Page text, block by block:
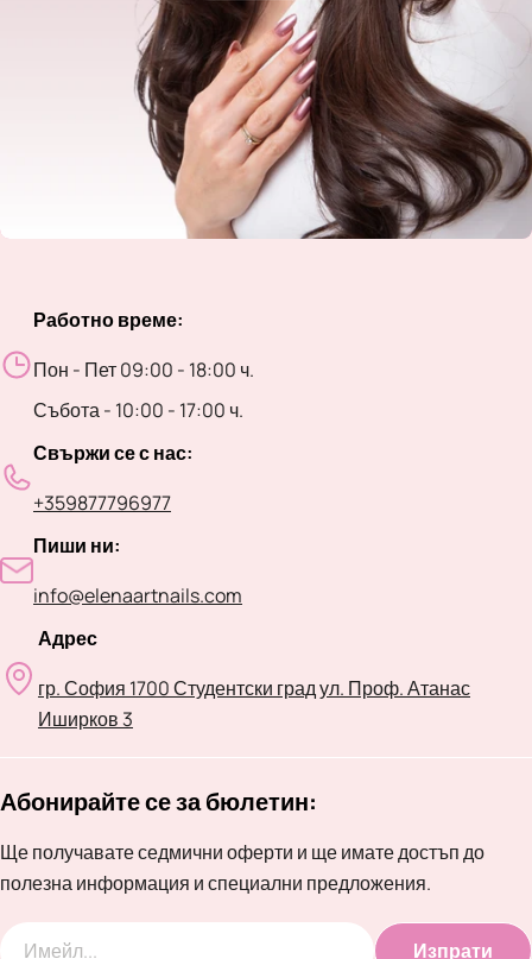
Работно време:
Пон - Пет 09:00 - 18:00 ч.
Събота - 10:00 - 17:00 ч.
Свържи се с нас:
+359877796977
Пиши ни:
info@elenaartnails.com
Адрес
гр. София 1700 Студентски град ул. Проф. Атанас
Иширков 3
Абонирайте се за бюлетин:
Ще получавате седмични оферти и ще имате достъп до
полезна информация и специални предложения.
Изпрати